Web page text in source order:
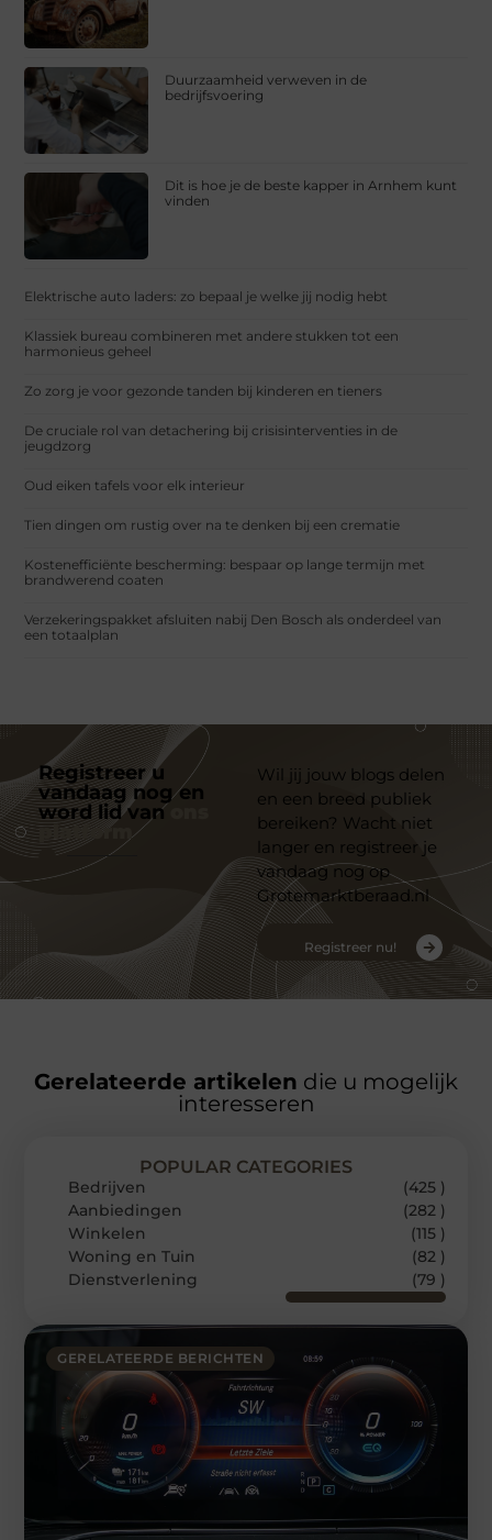
Duurzaamheid verweven in de
bedrijfsvoering
Dit is hoe je de beste kapper in Arnhem kunt
vinden
Elektrische auto laders: zo bepaal je welke jij nodig hebt
Klassiek bureau combineren met andere stukken tot een
harmonieus geheel
Zo zorg je voor gezonde tanden bij kinderen en tieners
De cruciale rol van detachering bij crisisinterventies in de
jeugdzorg
Oud eiken tafels voor elk interieur
Tien dingen om rustig over na te denken bij een crematie
Kostenefficiënte bescherming: bespaar op lange termijn met
brandwerend coaten
Verzekeringspakket afsluiten nabij Den Bosch als onderdeel van
een totaalplan
Registreer u
vandaag nog en
word lid van
platform
Wil jij jouw blogs delen
en een breed publiek
bereiken? Wacht niet
langer en registreer je
vandaag nog op
Grotemarktberaad.nl
Registreer nu!
Gerelateerde artikelen die u mogelijk
interesseren
GERELATEERDE BERICHTEN
POPULAR CATEGORIES
Bedrijven
(425 )
Aanbiedingen
(282 )
Winkelen
(115 )
Woning en Tuin
(82 )
Dienstverlening
(79 )